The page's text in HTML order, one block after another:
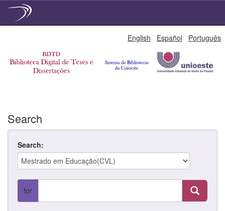
English Español Português
Search
Search:
for